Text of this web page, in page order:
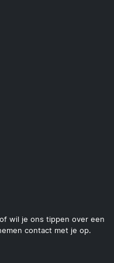
wil je ons tippen over een
contact met je op.